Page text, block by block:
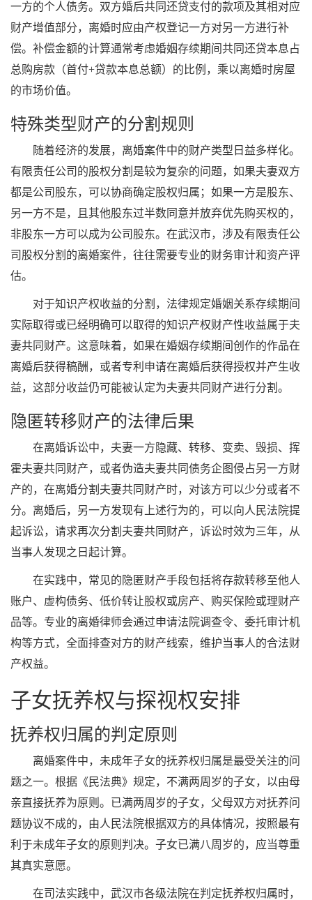
一方的个人债务。双方婚后共同还贷支付的款项及其相对应
财产增值部分，离婚时应由产权登记一方对另一方进行补
偿。补偿金额的计算通常考虑婚姻存续期间共同还贷本息占
总购房款（首付+贷款本息总额）的比例，乘以离婚时房屋
的市场价值。
特殊类型财产的分割规则
随着经济的发展，离婚案件中的财产类型日益多样化。
有限责任公司的股权分割是较为复杂的问题，如果夫妻双方
都是公司股东，可以协商确定股权归属；如果一方是股东、
另一方不是，且其他股东过半数同意并放弃优先购买权的，
非股东一方可以成为公司股东。在武汉市，涉及有限责任公
司股权分割的离婚案件，往往需要专业的财务审计和资产评
估。
对于知识产权收益的分割，法律规定婚姻关系存续期间
实际取得或已经明确可以取得的知识产权财产性收益属于夫
妻共同财产。这意味着，如果在婚姻存续期间创作的作品在
离婚后获得稿酬，或者专利申请在离婚后获得授权并产生收
益，这部分收益仍可能被认定为夫妻共同财产进行分割。
隐匿转移财产的法律后果
在离婚诉讼中，夫妻一方隐藏、转移、变卖、毁损、挥
霍夫妻共同财产，或者伪造夫妻共同债务企图侵占另一方财
产的，在离婚分割夫妻共同财产时，对该方可以少分或者不
分。离婚后，另一方发现有上述行为的，可以向人民法院提
起诉讼，请求再次分割夫妻共同财产，诉讼时效为三年，从
当事人发现之日起计算。
在实践中，常见的隐匿财产手段包括将存款转移至他人
账户、虚构债务、低价转让股权或房产、购买保险或理财产
品等。专业的离婚律师会通过申请法院调查令、委托审计机
构等方式，全面排查对方的财产线索，维护当事人的合法财
产权益。
子女抚养权与探视权安排
抚养权归属的判定原则
离婚案件中，未成年子女的抚养权归属是最受关注的问
题之一。根据《民法典》规定，不满两周岁的子女，以由母
亲直接抚养为原则。已满两周岁的子女，父母双方对抚养问
题协议不成的，由人民法院根据双方的具体情况，按照最有
利于未成年子女的原则判决。子女已满八周岁的，应当尊重
其真实意愿。
在司法实践中，武汉市各级法院在判定抚养权归属时，